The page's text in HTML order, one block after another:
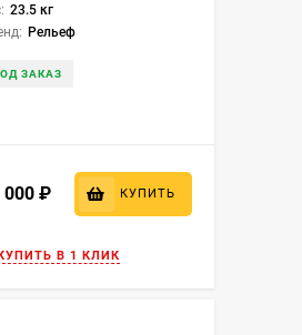
23.5 кг
Рельеф
ЗАКАЗ
000 КУПИТЬ
В 1 КЛИК